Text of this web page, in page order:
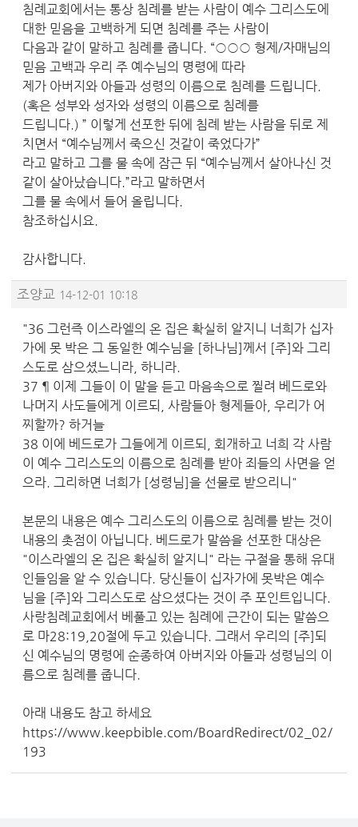
침례교회에서는 통상 침례를 받는 사람이 예수 그리스도에
대한 믿음을 고백하게 되면 침례를 주는 사람이
다음과 같이 말하고 침례를 줍니다. “○○○ 형제/자매님의
믿음 고백과 우리 주 예수님의 명령에 따라
제가 아버지와 아들과 성령의 이름으로 침례를 드립니다.
(혹은 성부와 성자와 성령의 이름으로 침례를
드립니다.) ” 이렇게 선포한 뒤에 침례 받는 사람을 뒤로 제
치면서 “예수님께서 죽으신 것같이 죽었다가”
라고 말하고 그를 물 속에 잠근 뒤 “예수님께서 살아나신 것
같이 살아났습니다.”라고 말하면서
그를 물 속에서 들어 올립니다.
참조하십시요.
감사합니다.
조양교 14-12-01 10:18
"36 그런즉 이스라엘의 온 집은 확실히 알지니 너희가 십자
가에 못 박은 그 동일한 예수님을 [하나님]께서 [주]와 그리
스도로 삼으셨느니라, 하니라.
37 ¶ 이제 그들이 이 말을 듣고 마음속으로 찔려 베드로와
나머지 사도들에게 이르되, 사람들아 형제들아, 우리가 어
찌할까? 하거늘
38 이에 베드로가 그들에게 이르되, 회개하고 너희 각 사람
이 예수 그리스도의 이름으로 침례를 받아 죄들의 사면을 얻
으라. 그리하면 너희가 [성령님]을 선물로 받으리니"
본문의 내용은 예수 그리스도의 이름으로 침례를 받는 것이
내용의 촛점이 아닙니다. 베드로가 말씀을 선포한 대상은
"이스라엘의 온 집은 확실히 알지니" 라는 구절을 통해 유대
인들임을 알 수 있습니다. 당신들이 십자가에 못박은 예수
님을 [주]와 그리스도로 삼으셨다는 것이 주 포인트입니다.
사랑침례교회에서 베풀고 있는 침례에 근간이 되는 말씀으
로 마28:19,20절에 두고 있습니다. 그래서 우리의 [주]되
신 예수님의 명령에 순종하여 아버지와 아들과 성령님의 이
름으로 침례를 줍니다.
아래 내용도 참고 하세요
https://www.keepbible.com/BoardRedirect/02_02/
193